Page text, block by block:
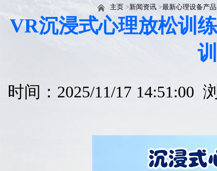
主页 >新闻资讯 >最新心理设备产品
VR沉浸式心理放松训
时间：2025/11/17 14:51:00